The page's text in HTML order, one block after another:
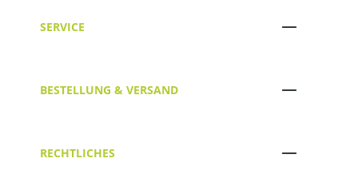
SERVICE
BESTELLUNG & VERSAND
RECHTLICHES